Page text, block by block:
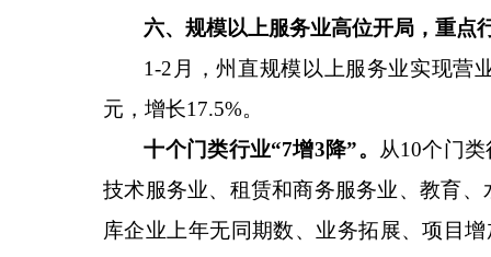
六、规模以上服务业高位开局，重点
1-2 月，州直规模以上服务业实现营
元，增长17.5%。
十个门类行业“7增3降”。 从10个门类
技术服务业、租赁和商务服务业、教育
库企业上年无同期数、业务拓展、项目